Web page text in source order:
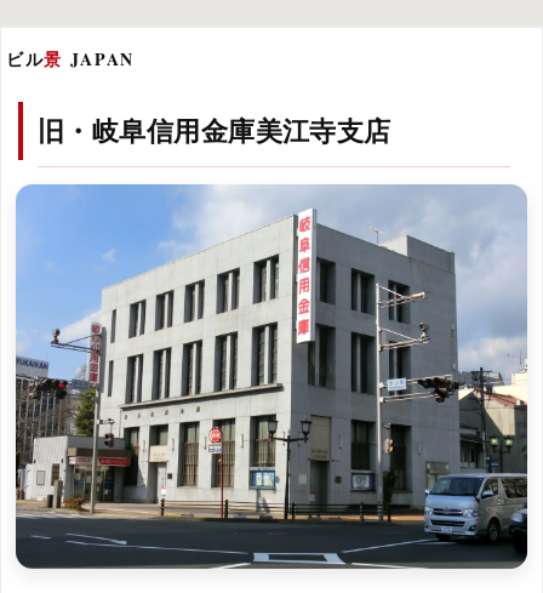
ビル景 JAPAN
旧・岐阜信用金庫美江寺支店